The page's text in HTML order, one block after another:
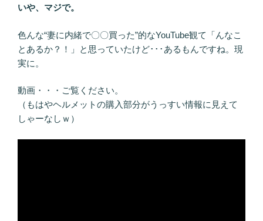
いや、マジで。
色んな“妻に内緒で〇〇買った”的なYouTube観て「んなこ
とあるか？！」と思っていたけど･･･あるもんですね。現
実に。
動画・・・ご覧ください。
（もはやヘルメットの購入部分がうっすい情報に見えて
しゃーなしｗ）